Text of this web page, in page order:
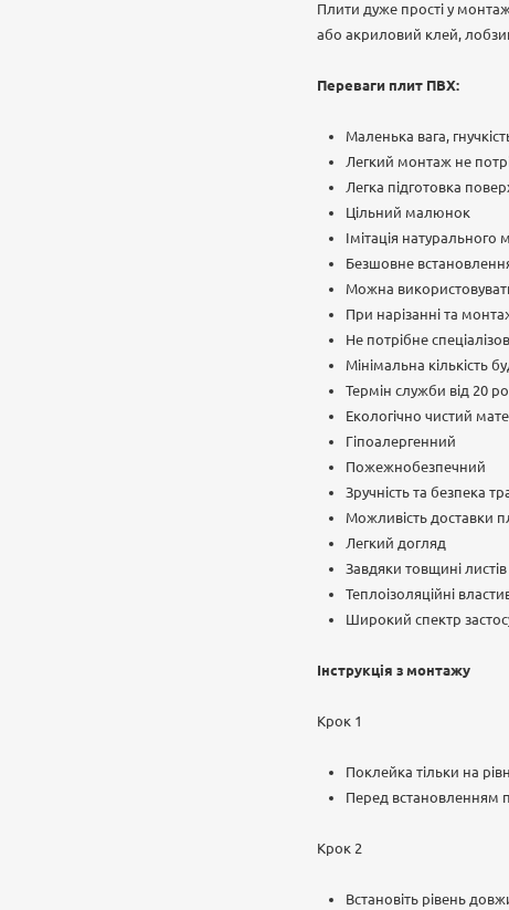
Плити дуже прості у
або акриловий клей, лобзик
Переваги плит ПВХ:
Маленька вага,
Легкий монтаж не
Легка підготовка
Цільний малюнок
Імітація
Безшовне
Можна
При нарізанні та
Не потрібне
Мінімальна кількість
Термін служби від 20
Екологічно чистий
Гіпоалергенний
Пожежнобезпечний
Зручність та безпека
Можливість доставки
Легкий догляд
Завдяки товщині
Теплоізоляційні
Широкий спектр
Інструкція з монтажу
Крок 1
Поклейка тільки на
Перед встановленням
Крок 2
Встановіть рівень